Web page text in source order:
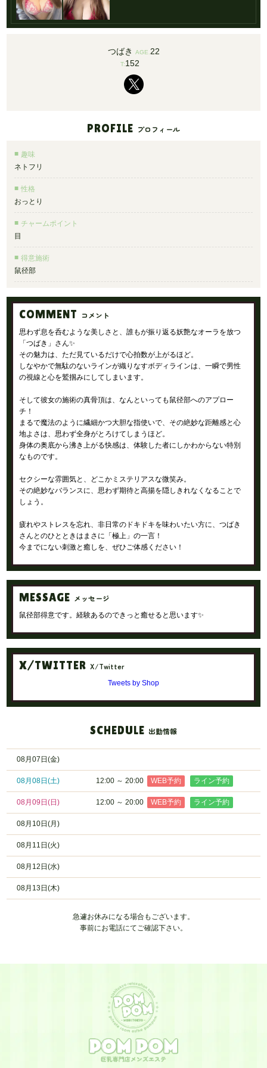
つばき AGE. 22
T:152
PROFILE プロフィール
趣味
ネトフリ
性格
おっとり
チャームポイント
目
得意施術
鼠径部
COMMENT コメント
思わず息を呑むような美しさと、誰もが振り返る妖艶なオーラを放つ
「つばき」さん✨
その魅力は、ただ見ているだけで心拍数が上がるほど。
しなやかで無駄のないラインが織りなすボディラインは、一瞬で男性
の視線と心を鷲掴みにしてしまいます。
そして彼女の施術の真骨頂は、なんといっても鼠径部へのアプロー
チ！
まるで魔法のように繊細かつ大胆な指使いで、その絶妙な距離感と心
地よさは、思わず全身がとろけてしまうほど。
身体の奥底から沸き上がる快感は、体験した者にしかわからない特別
なものです。
セクシーな雰囲気と、どこかミステリアスな微笑み。
その絶妙なバランスに、思わず期待と高揚を隠しきれなくなることで
しょう。
疲れやストレスを忘れ、非日常のドキドキを味わいたい方に、つばき
さんとのひとときはまさに「極上」の一言！
今までにない刺激と癒しを、ぜひご体感ください！
MESSAGE メッセージ
鼠径部得意です。経験あるのできっと癒せると思います✨
X/TWITTER X/Twitter
Tweets by Shop
SCHEDULE 出勤情報
08月07日(金)
08月08日(土) 12:00 ～ 20:00 WEB予約 ライン予約
08月09日(日) 12:00 ～ 20:00 WEB予約 ライン予約
08月10日(月)
08月11日(火)
08月12日(水)
08月13日(木)
急遽お休みになる場合もございます。
事前にお電話にてご確認下さい。